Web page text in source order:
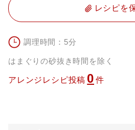
レシピを
調理時間：5分
はまぐりの砂抜き時間を除く
アレンジレシピ投稿 0 件